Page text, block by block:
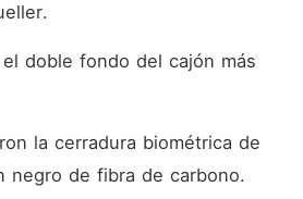
doble fondo del cajón más
la cerradura biométrica de
negro de fibra de carbono.